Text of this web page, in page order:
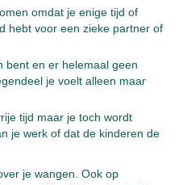
omdat je enige tijd of
hebt voor een zieke partner of
bent en er helemaal geen
je voelt alleen maar
tijd maar je toch wordt
je werk of dat de kinderen de
je wangen. Ook op